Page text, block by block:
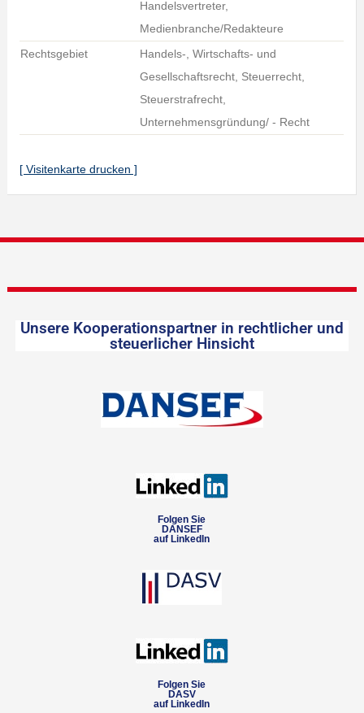
Handelsvertreter,
Medienbranche/Redakteure
Rechtsgebiet
Handels-, Wirtschafts- und
Gesellschaftsrecht, Steuerrecht,
Steuerstrafrecht,
Unternehmensgründung/ - Recht
[ Visitenkarte drucken ]
Unsere Kooperationspartner in rechtlicher und
steuerlicher Hinsicht
Folgen Sie
DANSEF
auf LinkedIn
Folgen Sie
DASV
auf LinkedIn